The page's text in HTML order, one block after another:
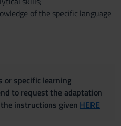
of the specific language
specific learning
to request the adaptation
instructions given HERE